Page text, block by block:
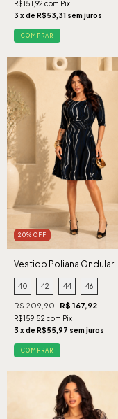
R$151,92 com Pix
3 x de R$53,31 sem juros
COMPRAR
20% OFF
Vestido Poliana Ondular
Marinho
40 42 44 46
R$ 209,90 R$ 167,92
R$159,52 com Pix
3 x de R$55,97 sem juros
COMPRAR